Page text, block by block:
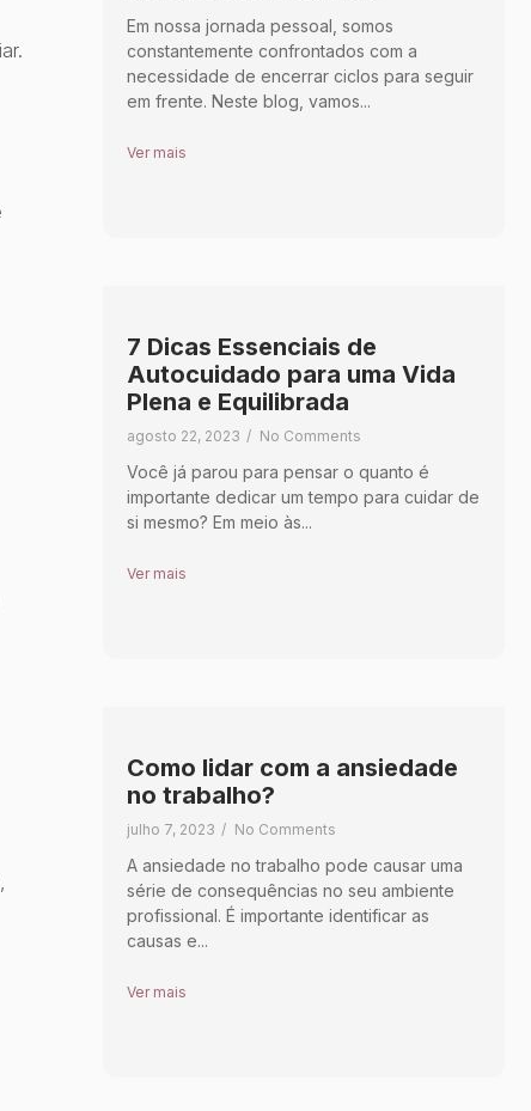
Em nossa jornada pessoal, somos
constantemente confrontados com a
necessidade de encerrar ciclos para seguir
em frente. Neste blog, vamos...
Ver mais
7 Dicas Essenciais de
Autocuidado para uma Vida
Plena e Equilibrada
agosto 22, 2023 / No Comments
Você já parou para pensar o quanto é
importante dedicar um tempo para cuidar de
si mesmo? Em meio às...
Ver mais
Como lidar com a ansiedade
no trabalho?
julho 7, 2023 / No Comments
A ansiedade no trabalho pode causar uma
série de consequências no seu ambiente
profissional. É importante identificar as
causas e...
Ver mais